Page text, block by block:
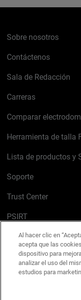
Sobre nosotros
Contáctenos
Sala de Redacción
Carreras
Comparar
Herramienta de talla
Lista de productos y
Soporte
Trust Center
PSIRT
Política de cookies
Política de privacidad
Kit de medios y
Al hacer clic en
acepta que las
dispositivo para
analizar el uso del
estudios para